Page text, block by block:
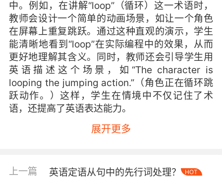
中。例如，在讲解“loop”（循环）这一术语时，
教师会设计一个简单的动画场景，如让一个角色
在屏幕上重复跳跃。通过这种直观的演示，学生
能清晰地看到“loop”在实际编程中的效果，从而
更好地理解其含义。同时，教师还会引导学生用
英语描述这个场景，如“The character is
looping the jumping action.”（角色正在循环跳
跃动作。）这样，学生在情境中不仅记住了术
语，还提高了英语表达能力。
此外，利用实际生活中的案例也能构建良好的术
作一个变量，它会随着不同的商品和折扣而变
展开更多
上一篇 英语定语从句中的先行词处理？ HOT